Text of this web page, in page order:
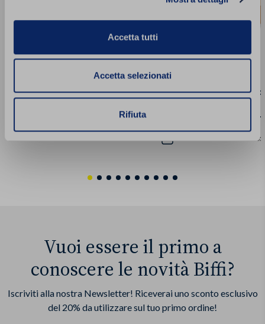
Accetta tutti
Accetta selezionati
Rifiuta
Box Veggie Box
Vuoi essere il primo a
conoscere le novità Biffi?
Iscriviti alla nostra Newsletter! Riceverai uno sconto esclusivo
del 20% da utilizzare sul tuo primo ordine!